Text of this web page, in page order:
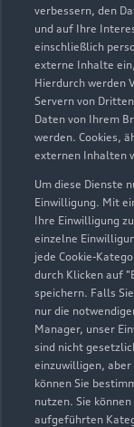
verbessern, den
und auf Ihre
einschließlich
externe Inhalte
Hierdurch werden
Servern von
Daten von Ihrem
werden. Cookies,
externen Inhalten
Um diese Dienste
Einwilligung. Mit
Ihre Einwilligung
einzelne
jede Cookie-
durch Klicken auf
speichern. Falls
nur die
Manager, unser
sind nicht
einzuwilligen,
können Sie
nutzen. Sie
aufgeführten
Zu den Rädern